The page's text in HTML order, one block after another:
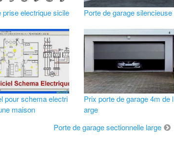
prise electrique sicile Porte de garage silencieuse
pour schema electri
maison
Prix porte de garage 4m de l
arge
Porte de garage sectionnelle large